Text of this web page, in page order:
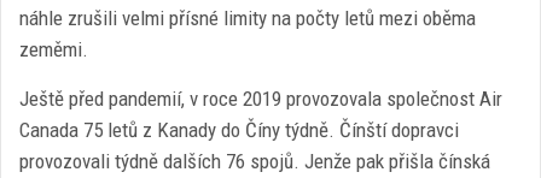
náhle zrušili velmi přísné limity na počty letů mezi oběma
zeměmi.
Ještě před pandemií, v roce 2019 provozovala společnost Air
Canada 75 letů z Kanady do Číny týdně. Čínští dopravci
provozovali týdně dalších 76 spojů. Jenže pak přišla čínská